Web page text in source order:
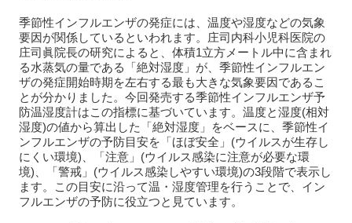
季節性インフルエンザの発症には、温度や湿度などの気象
要因が関係しているといわれます。庄司内科小児科医院の
庄司眞院長の研究によると、体積1立方メートル中に含まれ
る水蒸気の量である「絶対湿度」が、季節性インフルエン
ザの発症開始時期を左右する最も大きな気象要因であるこ
とが分かりました。今回発売する季節性インフルエンザ予
防温湿度計はこの指標に基づいています。温度と湿度(相対
湿度)の値から算出した「絶対湿度」をベースに、季節性イ
ンフルエンザの予防目安を「ほぼ安全」(ウイルスが生存し
にくい環境)、「注意」(ウイルス感染に注意が必要な環
境)、「警戒」(ウイルス感染しやすい環境)の3段階で表示し
ます。この目安に沿って温・湿度管理を行うことで、イン
フルエンザの予防に役立つと見ています。